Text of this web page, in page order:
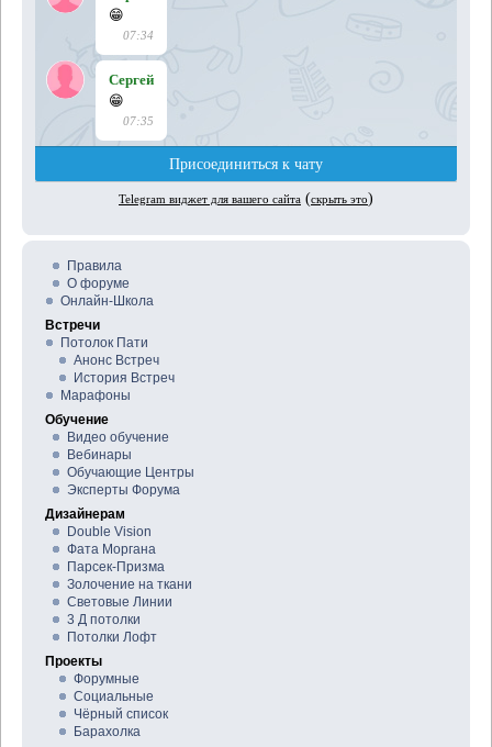
Правила
О форуме
Онлайн-Школа
Встречи
Потолок Пати
Анонс Встреч
История Встреч
Марафоны
Обучение
Видео обучение
Вебинары
Обучающие Центры
Эксперты Форума
Дизайнерам
Double Vision
Фата Моргана
Парсек-Призма
Золочение на ткани
Световые Линии
3 Д потолки
Потолки Лофт
Проекты
Форумные
Социальные
Чёрный список
Барахолка